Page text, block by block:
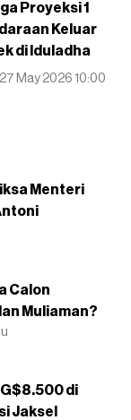
Proyeksi 1
Keluar
di Iduladha
| 27 May 2026 10:00
Menteri
Calon
Muliaman?
di
Jaksel